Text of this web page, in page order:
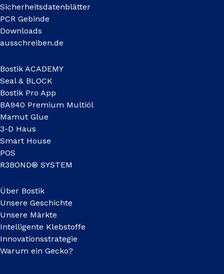
Sicherheitsdatenblätter
PCR Gebinde
Downloads
ausschreiben.de
Bostik ACADEMY
Seal & BLOCK
Bostik Pro App
BA940 Premium Multiöl
Mamut Glue
3-D Haus
Smart House
POS
R3BOND® SYSTEM
Über Bostik
Unsere Geschichte
Unsere Märkte
Intelligente Klebstoffe
Innovationsstrategie
Warum ein Gecko?